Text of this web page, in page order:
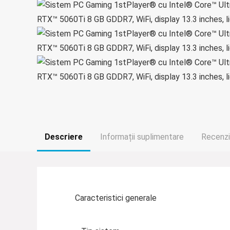
Descriere Informații suplimentare
Caracteristici generale